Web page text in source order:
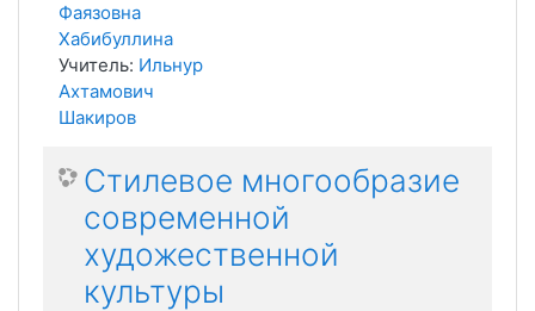
Фаязовна
Хабибуллина
Учитель: Ильнур
Ахтамович
Шакиров
Стилевое многообразие
современной
художественной
культуры